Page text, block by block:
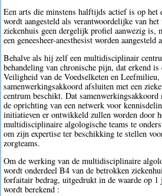
Een arts die minstens halftijds actief is op het
wordt aangesteld als verantwoordelijke van
ziekenhuis geen dergelijk profiel aanwezig is,
een geneesheer-anesthesist worden
Behalve als hij zelf een multidisciplinair
behandeling van chronische pijn, dat erkend
Veiligheid van de Voedselketen en Leefmilieu,
samenwerkingsakkoord afsluiten met een
centrum beschikt. Dat
de oprichting van een netwerk voor
initiatieven er ontwikkeld zullen worden door
multidisciplinaire algologische teams te
om zijn expertise ter beschikking te stellen
zorgteams.
Om de werking van de multidisciplinaire
wordt onderdeel B4 van de betrokken
forfaitair bedrag, uitgedrukt in de waarde op
wordt berekend :